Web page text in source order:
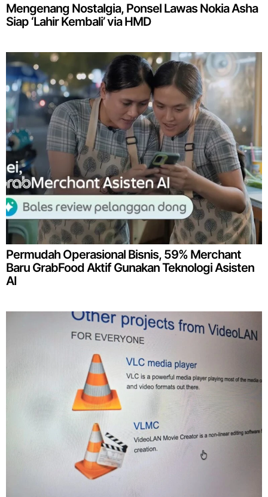
Mengenang Nostalgia, Ponsel Lawas Nokia Asha
Siap ‘Lahir Kembali’ via HMD
Permudah Operasional Bisnis, 59% Merchant
Baru GrabFood Aktif Gunakan Teknologi Asisten
AI